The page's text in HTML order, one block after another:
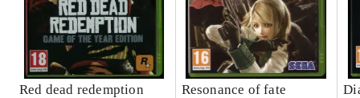
Red dead redemption Resonance of fate